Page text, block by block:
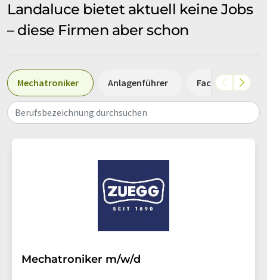
Landaluce bietet aktuell keine Jobs
– diese Firmen aber schon
Mechatroniker Anlagenführer Fachkraft
Berufsbezeichnung durchsuchen
Mechatroniker m/w/d